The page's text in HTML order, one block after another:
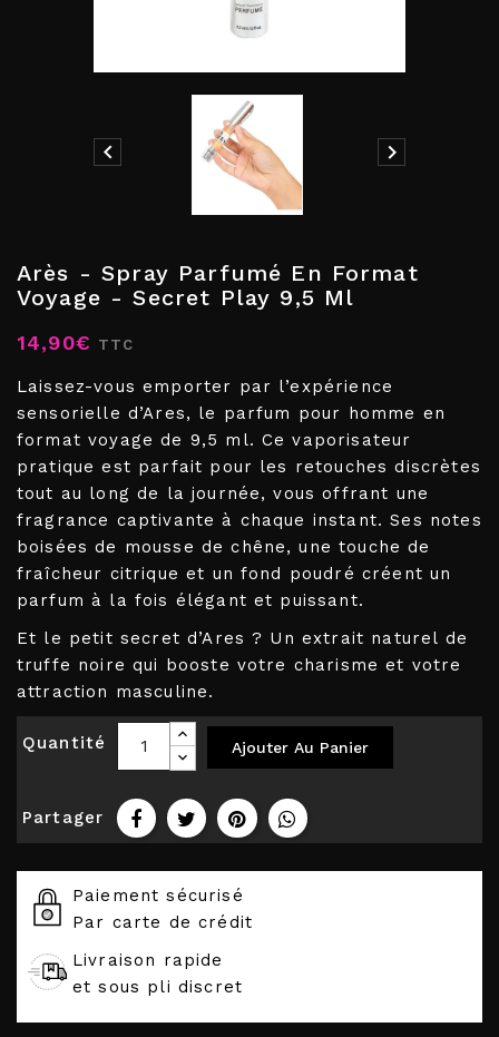
 
Arès - Spray Parfumé En Format
Voyage - Secret Play 9,5 Ml
14,90€ TTC
Laissez-vous emporter par l’expérience
sensorielle d’Ares, le parfum pour homme en
format voyage de 9,5 ml. Ce vaporisateur
pratique est parfait pour les retouches discrètes
tout au long de la journée, vous offrant une
fragrance captivante à chaque instant. Ses notes
boisées de mousse de chêne, une touche de
fraîcheur citrique et un fond poudré créent un
parfum à la fois élégant et puissant.
Et le petit secret d’Ares ? Un extrait naturel de
truffe noire qui booste votre charisme et votre
attraction masculine.
Quantité Ajouter Au Panier
Partager
Paiement sécurisé
Par carte de crédit
Livraison rapide
et sous pli discret